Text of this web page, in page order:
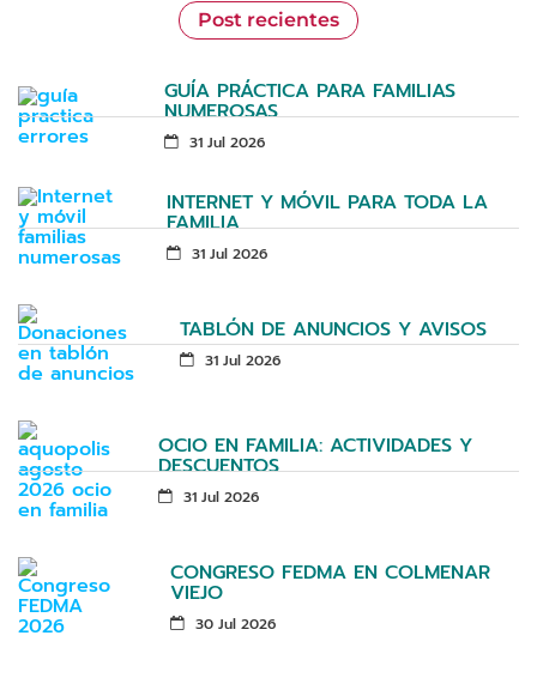
Post recientes
GUÍA PRÁCTICA PARA FAMILIAS
NUMEROSAS
31 Jul 2026
INTERNET Y MÓVIL PARA TODA LA
FAMILIA
31 Jul 2026
TABLÓN DE ANUNCIOS Y AVISOS
31 Jul 2026
OCIO EN FAMILIA: ACTIVIDADES Y
DESCUENTOS
31 Jul 2026
CONGRESO FEDMA EN COLMENAR
VIEJO
30 Jul 2026